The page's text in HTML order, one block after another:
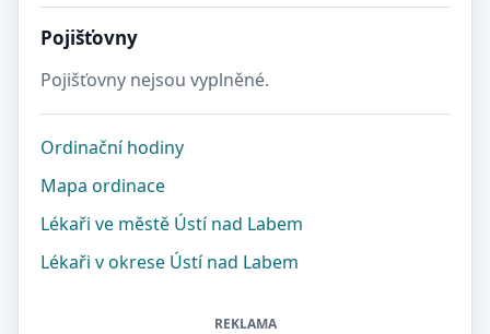
Pojišťovny
Pojišťovny nejsou vyplněné.
Ordinační hodiny
Mapa ordinace
Lékaři ve městě Ústí nad Labem
Lékaři v okrese Ústí nad Labem
REKLAMA